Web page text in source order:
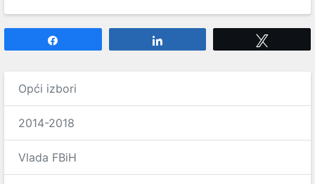
Opći izbori
2014-2018
Vlada FBiH